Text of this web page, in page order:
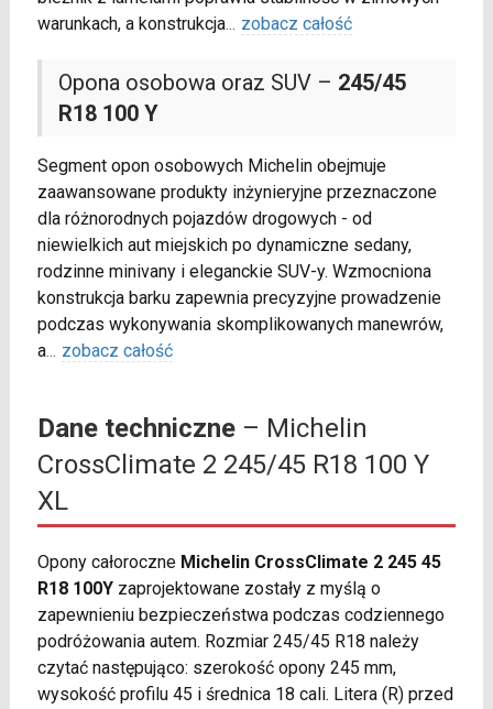
warunkach, a konstrukcja... zobacz całość
Opona osobowa oraz SUV – 245/45
R18 100 Y
Segment opon osobowych Michelin obejmuje
zaawansowane produkty inżynieryjne przeznaczone
dla różnorodnych pojazdów drogowych - od
niewielkich aut miejskich po dynamiczne sedany,
rodzinne minivany i eleganckie SUV-y. Wzmocniona
konstrukcja barku zapewnia precyzyjne prowadzenie
podczas wykonywania skomplikowanych manewrów,
a... zobacz całość
Dane techniczne– Michelin
CrossClimate 2 245/45 R18 100 Y
XL
Opony całoroczne Michelin CrossClimate 2 245 45
R18 100Yzaprojektowane zostały z myślą o
zapewnieniu bezpieczeństwa podczas codziennego
podróżowania autem. Rozmiar 245/45 R18 należy
czytać następująco: szerokość opony 245 mm,
wysokość profilu 45 i średnica 18 cali. Litera (R) przed